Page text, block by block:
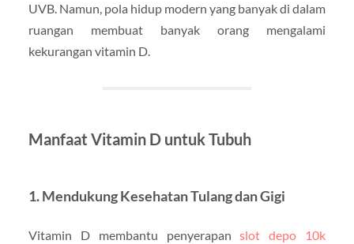
UVB. Namun, pola hidup modern yang banyak di dalam
ruangan membuat banyak orang mengalami
kekurangan vitamin D.
Manfaat Vitamin D untuk Tubuh
1. Mendukung Kesehatan Tulang dan Gigi
Vitamin D membantu penyerapanslot depo 10k